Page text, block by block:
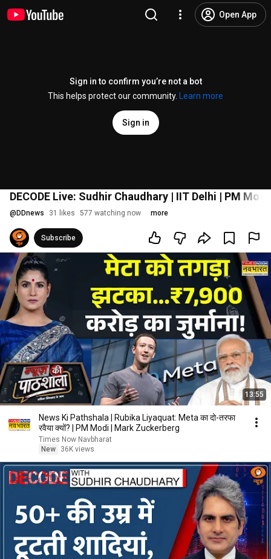
Open App
Sign in to confirm you’re not a bot
This helps protect our community.
Learn more
Sign in
DECODE Live: Sudhir Chaudhary | IIT Delhi | PM
@ DDnews 31 likes 577 watching now more
Subscribe
13:55
News Ki Pathshala | Rubika Liyaquat: Meta का दो-तरफा
रवैया क्यों? | PM Modi | Mark Zuckerberg
Times Now Navbharat
New
36K views